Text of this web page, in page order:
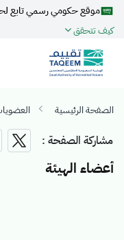
موقع حكومي رسمي تابع
كيف تتحقق
الصفحة الرئيسية
مشاركة الصفحة :
أعضاء الهيئة